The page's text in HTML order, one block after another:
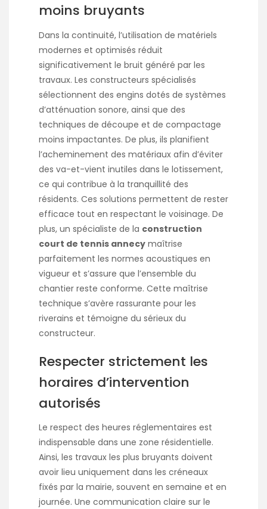
moins bruyants
Dans la continuité, l’utilisation de matériels
modernes et optimisés réduit
significativement le bruit généré par les
travaux. Les constructeurs spécialisés
sélectionnent des engins dotés de systèmes
d’atténuation sonore, ainsi que des
techniques de découpe et de compactage
moins impactantes. De plus, ils planifient
l’acheminement des matériaux afin d’éviter
des va-et-vient inutiles dans le lotissement,
ce qui contribue à la tranquillité des
résidents. Ces solutions permettent de rester
efficace tout en respectant le voisinage. De
plus, un spécialiste de la construction
court de tennis annecy maîtrise
parfaitement les normes acoustiques en
vigueur et s’assure que l’ensemble du
chantier reste conforme. Cette maîtrise
technique s’avère rassurante pour les
riverains et témoigne du sérieux du
constructeur.
Respecter strictement les
horaires d’intervention
autorisés
Le respect des heures réglementaires est
indispensable dans une zone résidentielle.
Ainsi, les travaux les plus bruyants doivent
avoir lieu uniquement dans les créneaux
fixés par la mairie, souvent en semaine et en
journée. Une communication claire sur le